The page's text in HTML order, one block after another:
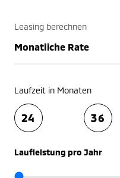
Leasing berechnen
Monatliche Rate
Laufzeit in Monaten
24 36
Laufleistung pro Jahr